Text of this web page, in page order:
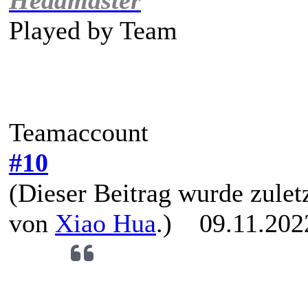
Played by Team
Teamaccount
#10
(Dieser Beitrag wurde
von Xiao Hua.)